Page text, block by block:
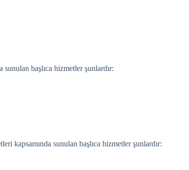
başlıca hizmetler şunlardır:
kapsamında sunulan başlıca hizmetler şunlardır: